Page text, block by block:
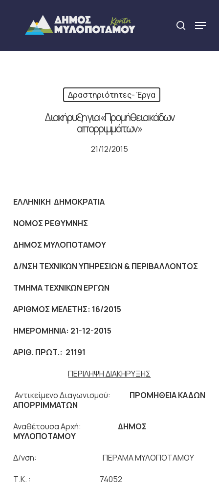
content
search
Menu
Δραστηριότητες- Έργα
Διακήρυξη για «Προμήθεια κάδων
απορριμμάτων»
21/12/2015
ΕΛΛΗΝΙΚΗ ΔΗΜΟΚΡΑΤΙΑ
ΝΟΜΟΣ ΡΕΘΥΜΝΗΣ
ΔΗΜΟΣ ΜΥΛΟΠΟΤΑΜΟΥ
Δ/ΝΣΗ ΤΕΧΝΙΚΩΝ ΥΠΗΡΕΣΙΩΝ & ΠΕΡΙΒΑΛΛΟΝΤΟΣ
ΤΜΗΜΑ ΤΕΧΝΙΚΩΝ ΕΡΓΩΝ
ΑΡΙΘΜΟΣ ΜΕΛΕΤΗΣ: 16/2015
ΗΜΕΡΟΜΗΝΙΑ: 21-12-2015
AΡΙΘ. ΠΡΩΤ.: 21191
ΠΕΡΙΛΗΨΗ ΔΙΑΚΗΡΥΞΗΣ
Αντικείμενο Διαγωνισμού: ΠΡΟΜΗΘΕΙΑ ΚΑΔΩΝ
ΑΠΟΡΡΙΜΜΑΤΩΝ
Αναθέτουσα Αρχή: ΔΗΜΟΣ
ΜΥΛΟΠΟΤΑΜΟΥ
Δ/νση: ΠΕΡΑΜΑ ΜΥΛΟΠΟΤΑΜΟΥ
Τ.Κ. : 74052
Close